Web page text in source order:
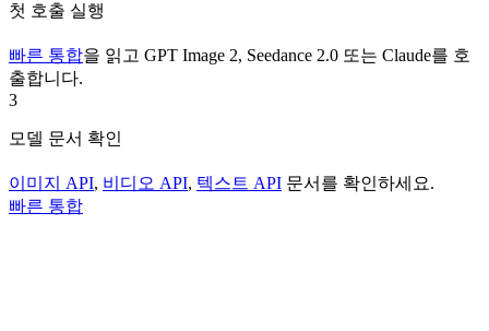
첫 호출 실행
빠른 통합을 읽고 GPT Image 2, Seedance 2.0 또는 Claude를 호
출합니다.
3
모델 문서 확인
이미지 API, 비디오 API, 텍스트 API 문서를 확인하세요.
빠른 통합